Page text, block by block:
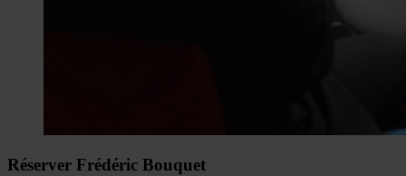
Réserver Frédéric Bouquet